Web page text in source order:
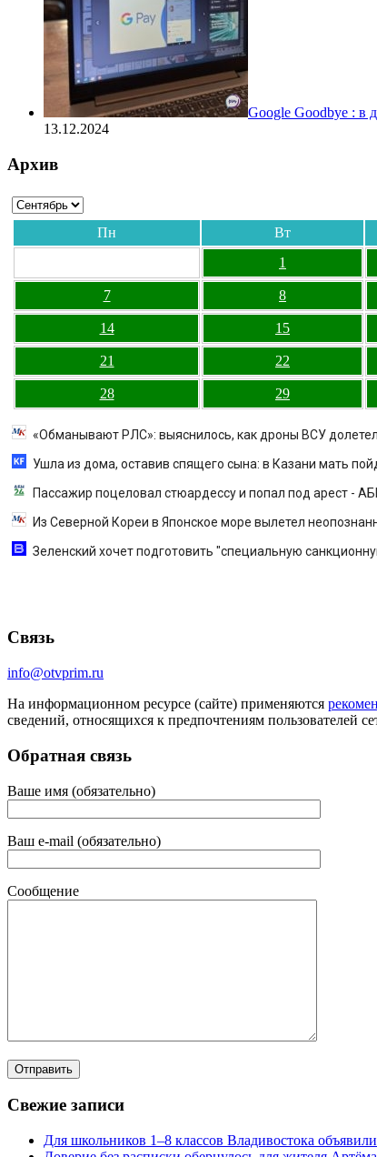
Google Goodbye : в
13.12.2024
Архив
Пн Вт
1
7 8
14 15
21 22
28 29
«Обманывают РЛС»: выяснилось, как дроны ВСУ
Ушла из дома, оставив спящего сына: в Казани мать
Пассажир поцеловал стюардессу и попал под арест -
Из Северной Кореи в Японское море вылетел
Зеленский хочет подготовить "специальную
Связь
info@otvprim.ru
На информационном ресурсе (сайте) применяются
сведений, относящихся к предпочтениям пользователей
Обратная связь
Ваше имя (обязательно)
Ваш e-mail (обязательно)
Сообщение
Свежие записи
Для школьников 1–8 классов Владивостока